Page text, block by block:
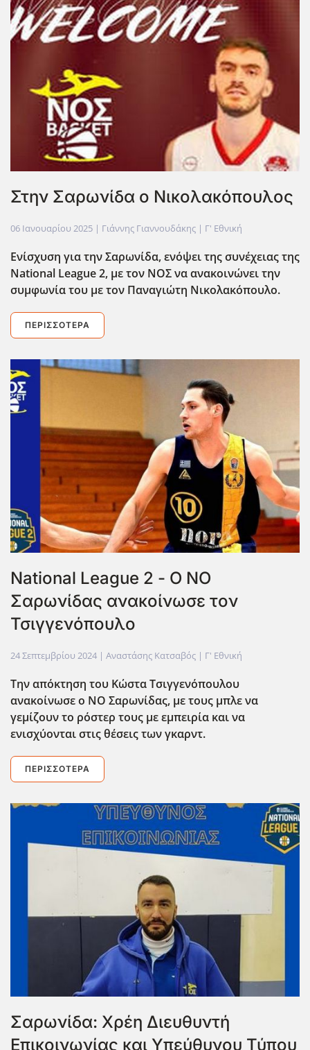
Στην Σαρωνίδα ο Νικολακόπουλος
06 Ιανουαρίου 2025 | Γιάννης Γιαννουδάκης | Γ' Εθνική
Ενίσχυση για την Σαρωνίδα, ενόψει της συνέχειας της
National League2, με τον ΝΟΣ να ανακοινώνει την
συμφωνία του με τον Παναγιώτη Νικολακόπουλο.
ΠΕΡΙΣΣΌΤΕΡΑ
National League 2 - Ο ΝΟ
Σαρωνίδας ανακοίνωσε τον
Τσιγγενόπουλο
24 Σεπτεμβρίου 2024 | Αναστάσης Κατσαβός | Γ' Εθνική
Την απόκτηση του Κώστα Τσιγγενόπουλου
ανακοίνωσε ο ΝΟ Σαρωνίδας, με τους μπλε να
γεμίζουν το ρόστερ τους με εμπειρία και να
ενισχύονται στις θέσεις των γκαρντ.
ΠΕΡΙΣΣΌΤΕΡΑ
Σαρωνίδα: Χρέη Διευθυντή
Επικοινωνίας και Υπεύθυνου Τύπου